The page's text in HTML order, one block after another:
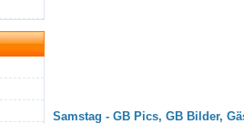
Samstag - GB Pics, GB Bilder,